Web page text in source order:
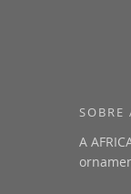
SOBRE
A